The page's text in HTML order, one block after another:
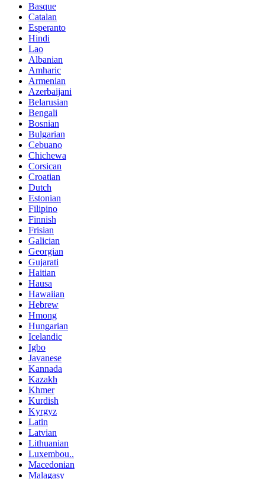
Basque
Catalan
Esperanto
Hindi
Lao
Albanian
Amharic
Armenian
Azerbaijani
Belarusian
Bengali
Bosnian
Bulgarian
Cebuano
Chichewa
Corsican
Croatian
Dutch
Estonian
Filipino
Finnish
Frisian
Galician
Georgian
Gujarati
Haitian
Hausa
Hawaiian
Hebrew
Hmong
Hungarian
Icelandic
Igbo
Javanese
Kannada
Kazakh
Khmer
Kurdish
Kyrgyz
Latin
Latvian
Lithuanian
Luxembou..
Macedonian
Malagasy